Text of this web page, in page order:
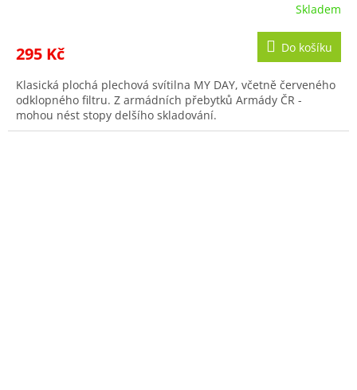
Skladem
295 Kč Do košíku
Klasická plochá plechová svítilna MY DAY, včetně červeného
odklopného filtru. Z armádních přebytků Armády ČR -
mohou nést stopy delšího skladování.